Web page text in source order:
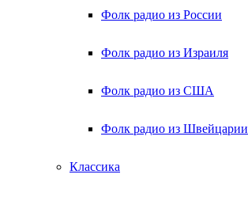
Фолк радио из России
Фолк радио из Израиля
Фолк радио из США
Фолк радио из Швейцарии
Классика